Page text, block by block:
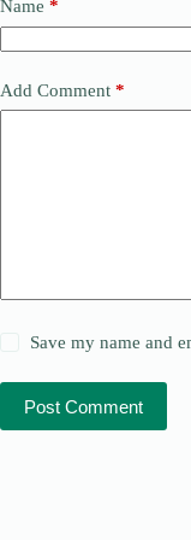
Name *
Add Comment *
Save my name and
Post Comment